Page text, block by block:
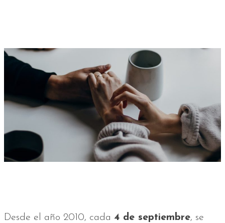
Desde el año 2010, cada 4 de septiembre, se